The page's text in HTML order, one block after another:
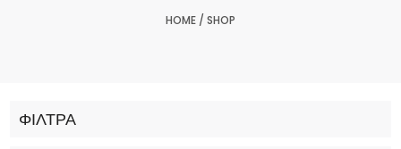
HOME/ SHOP
ΦΙΛΤΡΑ